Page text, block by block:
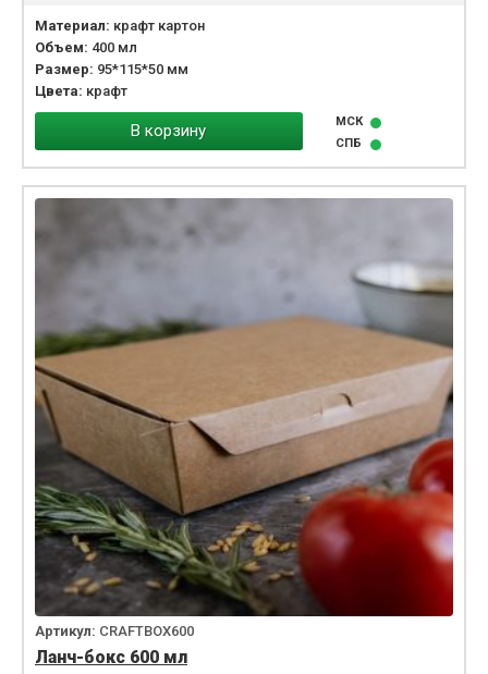
Материал: крафт картон
Объем: 400 мл
Размер: 95*115*50 мм
Цвета: крафт
В корзину
МСК
СПБ
Артикул: CRAFTBOX600
Ланч-бокс 600 мл